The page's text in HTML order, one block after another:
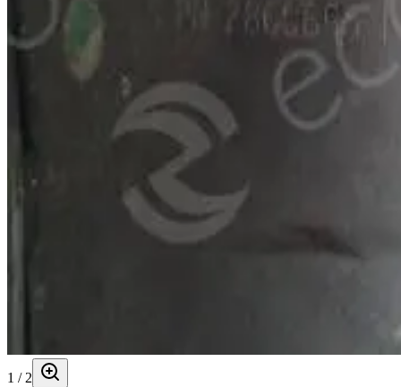
1 / 2